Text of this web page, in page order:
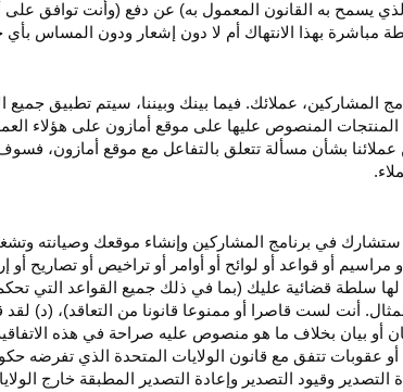
يسمح به القانون المعمول به) عن دفع (وأنت توافق
مباشرة بهذا الانتهاك أم لا دون إشعار ودون المساس بأي
المشاركين، عملائك. فيما بينك وبيننا، سيتم تطبيق جميع
المنتجات المنصوص عليها على موقع أمازون على هؤلاء
عملائنا بشأن مسألة تتعلق بالتفاعل مع موقع أمازون،
في برنامج المشاركين وإنشاء موقعك وصيانته
مراسيم أو قواعد أو لوائح أو أوامر أو تراخيص أو تصاريح
سلطة قضائية عليك (بما في ذلك جميع القواعد التي
أنت لست قاصرا أو ممنوعا قانونا من التعاقد)، (د)
أو بيان بخلاف ما هو منصوص عليه صراحة في هذه
عقوبات تتفق مع قانون الولايات المتحدة الذي
التصدير وقيود التصدير وإعادة التصدير المطبقة خارج